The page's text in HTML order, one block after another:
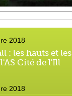
2018
: les hauts et les
Cité de l'Ill
2018